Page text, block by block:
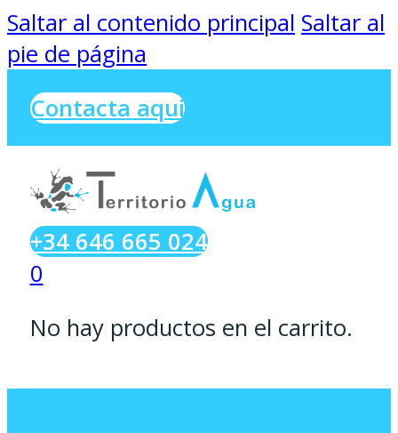
Saltar al contenido principal Saltar al
pie de página
Contacta aqui
+34 646 665 024
0
No hay productos en el carrito.